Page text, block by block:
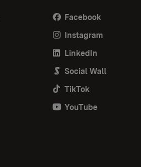
Facebook
Instagram
LinkedIn
Social Wall
TikTok
YouTube